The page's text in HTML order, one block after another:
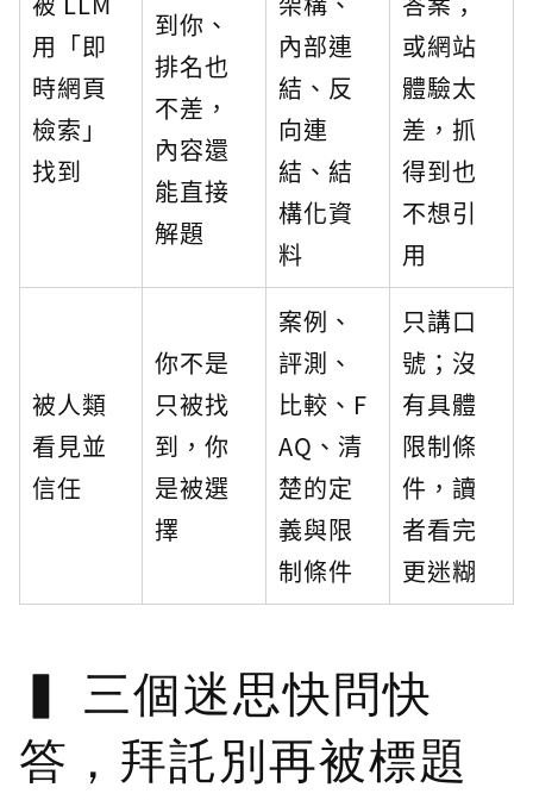
用「即
時網頁
檢索」
找到
到你、
排名也
不差，
內容還
能直接
解題
內部連
結、反
向連
結、結
構化資
料
或網站
體驗太
差，抓
得到也
不想引
用
被人類
看見並
信任
你不是
只被找
到，你
是被選
擇
案例、
評測、
比較、F
AQ、清
楚的定
義與限
制條件
只講口
號；沒
有具體
限制條
件，讀
者看完
更迷糊
三個迷思快問快
答，拜託別再被標題